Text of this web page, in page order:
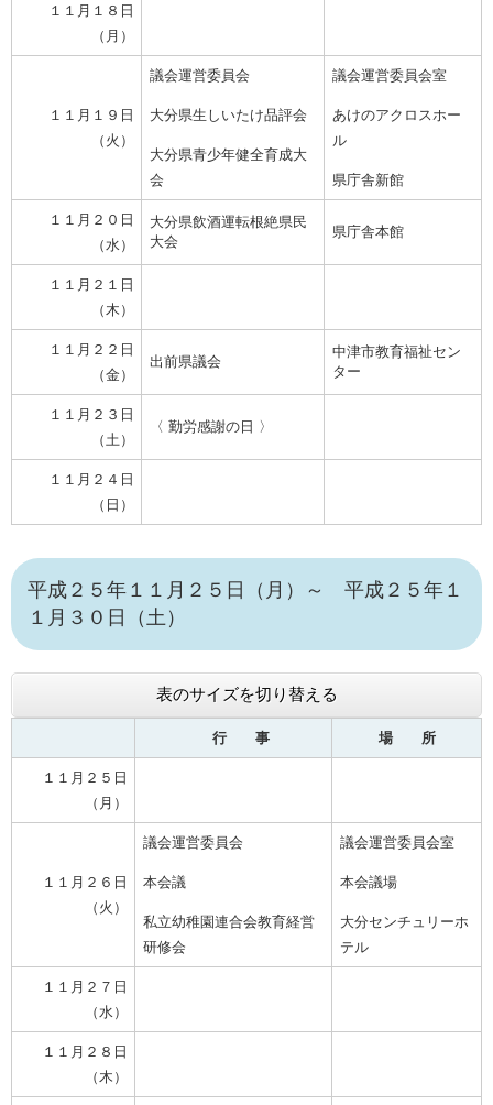
１１月１８日
（月）
１１月１９日
（火）
議会運営委員会
大分県生しいたけ品評会
大分県青少年健全育成大
会
議会運営委員会室
あけのアクロスホー
ル
県庁舎新館
１１月２０日
（水）
大分県飲酒運転根絶県民
大会
県庁舎本館
１１月２１日
（木）
１１月２２日
（金）
出前県議会
中津市教育福祉セン
ター
１１月２３日
（土）
〈 勤労感謝の日 〉
１１月２４日
（日）
平成２５年１１月２５日（月）～ 平成２５年１
１月３０日（土）
表のサイズを切り替える
行 事 場 所
１１月２５日
（月）
１１月２６日
（火）
議会運営委員会
本会議
私立幼稚園連合会教育経営
研修会
議会運営委員会室
本会議場
大分センチュリーホ
テル
１１月２７日
（水）
１１月２８日
（木）